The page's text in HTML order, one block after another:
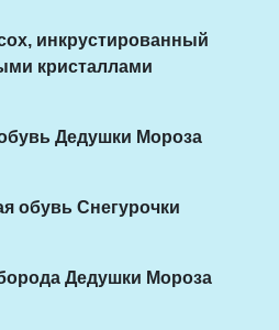
инкрустированный
кристаллами
Дедушки Мороза
обувь Снегурочки
Дедушки Мороза